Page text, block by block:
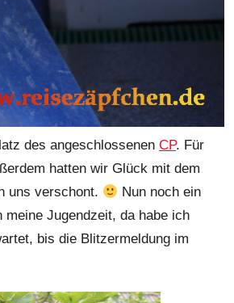
des angeschlossenen CP. Für
hatten wir Glück mit dem
uns verschont.
Nun noch ein
Jugendzeit, da habe ich
bis die Blitzermeldung im